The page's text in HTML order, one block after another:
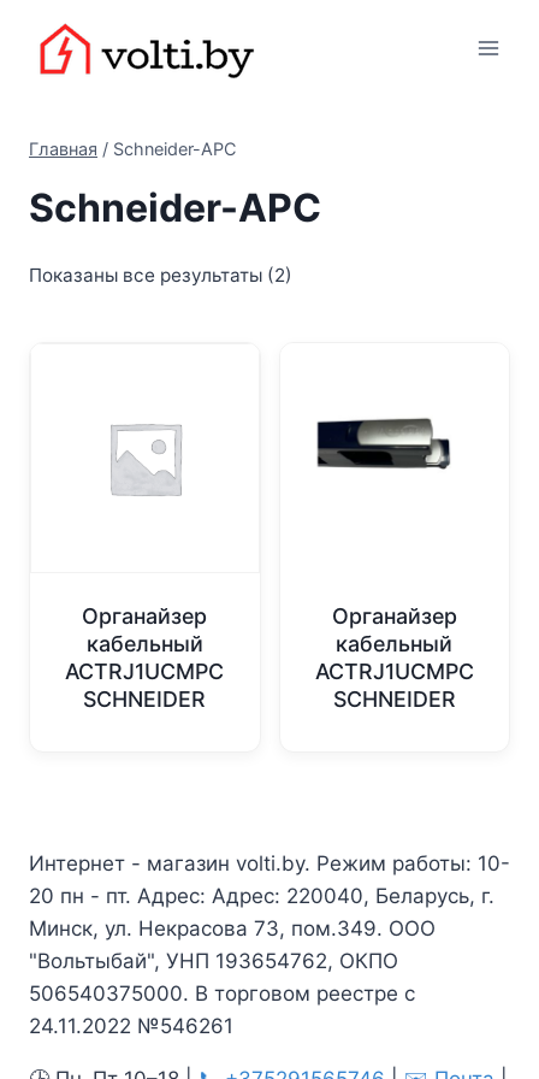
содержимому
Главная / Schneider-APC
Schneider-APC
Показаны все результаты (2)
Органайзер
кабельный
ACTRJ1UCMPC
SCHNEIDER
Органайзер
кабельный
ACTRJ1UCMPC
SCHNEIDER
Интернет - магазин volti.by. Режим работы: 10-
20 пн - пт. Адрес: Адрес: 220040, Беларусь, г.
Минск, ул. Некрасова 73, пом.349. ООО
"Вольтыбай", УНП 193654762, ОКПО
506540375000. В торговом реестре с
24.11.2022 №546261